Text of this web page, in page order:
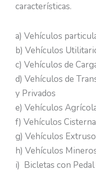
características.
a) Vehículos
b) Vehículos
c) Vehículos de
d) Vehículos de
y Privados
e) Vehículos
f) Vehículos Cisterna
g) Vehículos
h) Vehículos
i) Bicletas